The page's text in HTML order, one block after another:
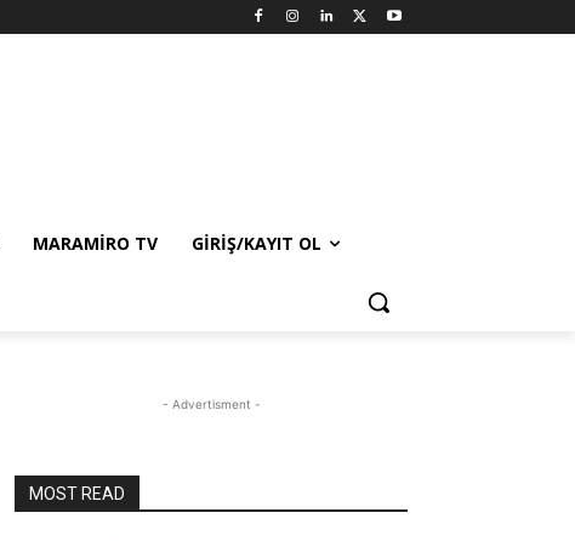
MARAMIRO TV GIRIŞ/KAYIT OL
- Advertisment -
MOST READ